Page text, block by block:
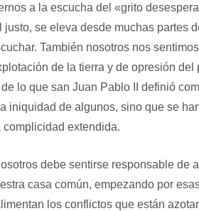
a la escucha del «grito
justo, se eleva desde muchas partes
También nosotros nos
de la tierra y de opresión
lo que san Juan Pablo II definió
iniquidad de algunos, sino que se
extendida.
debe sentirse responsable de
casa común, empezando por
los conflictos que están